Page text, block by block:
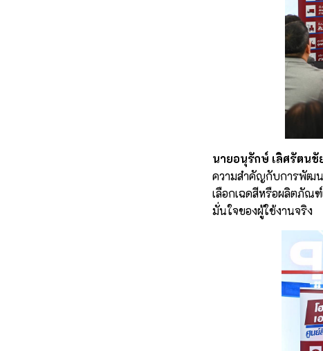
นายอนุรักษ์ เลิศรัตน
ความสำคัญกับการพัฒน
เลือกเฉดสีหรือผลิตภัณ
มั่นใจของผู้ใช้งานจริง